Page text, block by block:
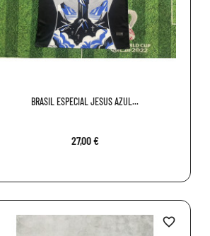
BRASIL ESPECIAL JESUS AZUL...
27,00 €
favorite_border